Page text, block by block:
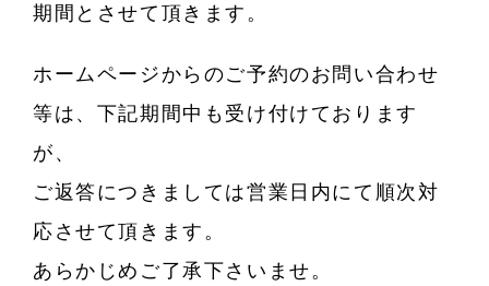
期間とさせて頂きます。
ホームページからのご予約のお問い合わせ
等は、下記期間中も受け付けております
が、
ご返答につきましては営業日内にて順次対
応させて頂きます。
あらかじめご了承下さいませ。